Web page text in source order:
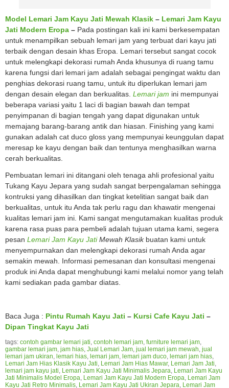
Model Lemari Jam Kayu Jati Mewah Klasik – Lemari Jam Kayu
Jati Modern Eropa – Pada postingan kali ini kami berkesempatan
untuk menampilkan sebuah lemari jam yang terbuat dari kayu jati
terbaik dengan desain khas Eropa. Lemari tersebut sangat cocok
untuk melengkapi dekorasi rumah Anda khusunya di ruang tamu
karena fungsi dari lemari jam adalah sebagai pengingat waktu dan
penghias dekorasi ruang tamu, untuk itu diperlukan lemari jam
dengan desain elegan dan berkualitas. Lemari jam ini mempunyai
beberapa variasi yaitu 1 laci di bagian bawah dan tempat
penyimpanan di bagian tengah yang dapat digunakan untuk
memajang barang-barang antik dan hiasan. Finishing yang kami
gunakan adalah cat duco gloss yang mempunyai keunggulan dapat
meresap ke kayu dengan baik dan tentunya menghasilkan warna
cerah berkualitas.
Pembuatan lemari ini ditangani oleh tenaga ahli profesional yaitu
Tukang Kayu Jepara yang sudah sangat berpengalaman sehingga
kontruksi yang dihasilkan dan tingkat ketelitian sangat baik dan
berkualitas, untuk itu Anda tak perlu ragu dan khawatir mengenai
kualitas lemari jam ini. Kami sangat mengutamakan kualitas produk
karena rasa puas para pembeli adalah tujuan utama kami, segera
pesan Lemari Jam Kayu JatiMewah Klasikbuatan kami untuk
menyempurnakan dan melengkapi dekorasi rumah Anda agar
semakin mewah. Informasi pemesanan dan konsultasi mengenai
produk ini Anda dapat menghubungi kami melalui nomor yang telah
kami sediakan pada gambar diatas.
Baca Juga : Pintu Rumah Kayu Jati – Kursi Cafe Kayu Jati –
Dipan Tingkat Kayu Jati
tags: contoh gambar lemari jati, contoh lemari jam, furniture lemari jam,
gambar lemari jam, jam hias, Jual Lemari Jam, jual lemari jam mewah, jual
lemari jam ukiran, lemari hias, lemari jam, lemari jam duco, lemari jam hias,
Lemari Jam Hias Klasik Kayu Jati, Lemari Jam Hias Mawar, Lemari Jam Jati,
lemari jam kayu jati, Lemari Jam Kayu Jati Minimalis Jepara, Lemari Jam Kayu
Jati Minimalis Model Eropa, Lemari Jam Kayu Jati Modern Eropa, Lemari Jam
Kayu Jati Retro Minimalis, Lemari Jam Kayu Jati Ukiran Jepara, Lemari Jam